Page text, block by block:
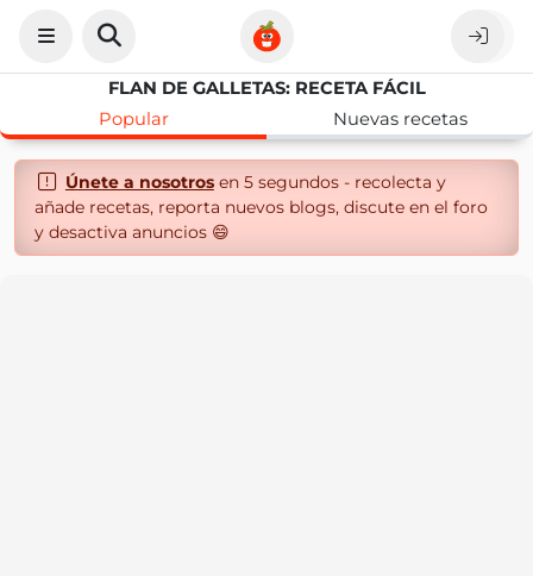
FLAN DE GALLETAS: RECETA FÁCIL
Popular
Nuevas recetas
Únete a nosotrosen 5 segundos - recolecta y
añade recetas, reporta nuevos blogs, discute en el foro
y desactiva anuncios 😄